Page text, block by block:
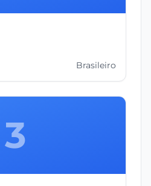
Brasileiro
3